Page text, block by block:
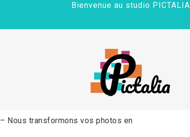
Bienvenue au studio PICTALIA
– Nous transformons vos photos en